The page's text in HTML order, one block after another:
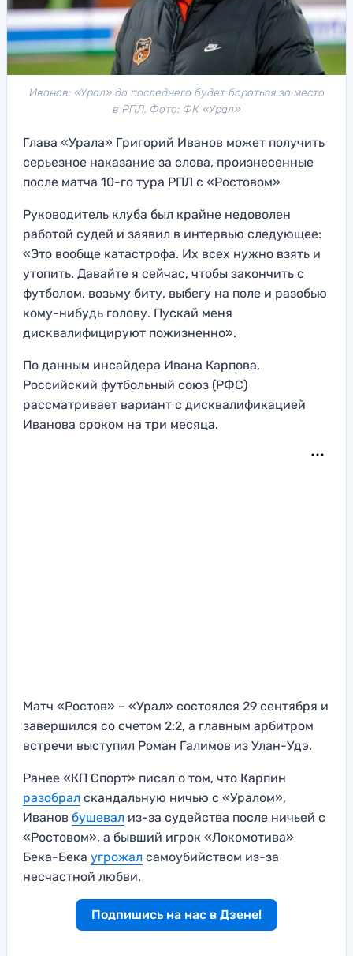
Иванов: «Урал» до последнего будет бороться за место
в РПЛ. Фото: ФК «Урал»
Глава «Урала» Григорий Иванов может получить
серьезное наказание за слова, произнесенные
после матча 10-го тура РПЛ с «Ростовом»
Руководитель клуба был крайне недоволен
работой судей и заявил в интервью следующее:
«Это вообще катастрофа. Их всех нужно взять и
утопить. Давайте я сейчас, чтобы закончить с
футболом, возьму биту, выбегу на поле и разобью
кому-нибудь голову. Пускай меня
дисквалифицируют пожизненно».
По данным инсайдера Ивана Карпова,
Российский футбольный союз (РФС)
рассматривает вариант с дисквалификацией
Иванова сроком на три месяца.
Матч «Ростов» – «Урал» состоялся 29 сентября и
завершился со счетом 2:2, а главным арбитром
встречи выступил Роман Галимов из Улан-Удэ.
Ранее «КП Спорт» писал о том, что Карпин
разобрал скандальную ничью с «Уралом»,
Иванов бушевал из-за судейства после ничьей с
«Ростовом», а бывший игрок «Локомотива»
Бека-Бека угрожал самоубийством из-за
несчастной любви.
Подпишись на нас в Дзене!